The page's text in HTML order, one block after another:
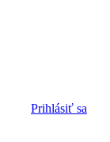
Prihlásiť sa